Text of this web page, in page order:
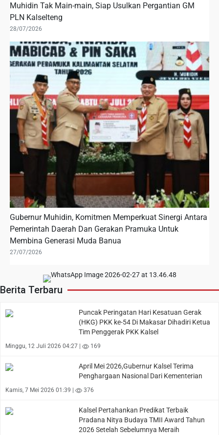
Muhidin Tak Main-main, Siap Usulkan Pergantian GM
PLN Kalselteng
28/07/2026
Gubernur Muhidin, Komitmen Memperkuat Sinergi Antara
Pemerintah Daerah Dan Gerakan Pramuka Untuk
Membina Generasi Muda Banua
27/07/2026
Berita Terbaru
Puncak Peringatan Hari Kesatuan Gerak
(HKG) PKK ke-54 Di Makasar Dihadiri Ketua
Tim Penggerak PKK Kalsel
Minggu, 12 Juli 2026 04:27 | 169
April Mei 2026,Gubernur Kalsel Terima
Penghargaan Nasional Dari Kementerian
Kamis, 7 Mei 2026 01:39 | 376
Kalsel Pertahankan Predikat Terbaik
Pradana Nitya Budaya TMII Award Tahun
2026 Setelah Sebelumnya Meraih